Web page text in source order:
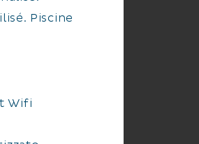
Piscine
Wifi